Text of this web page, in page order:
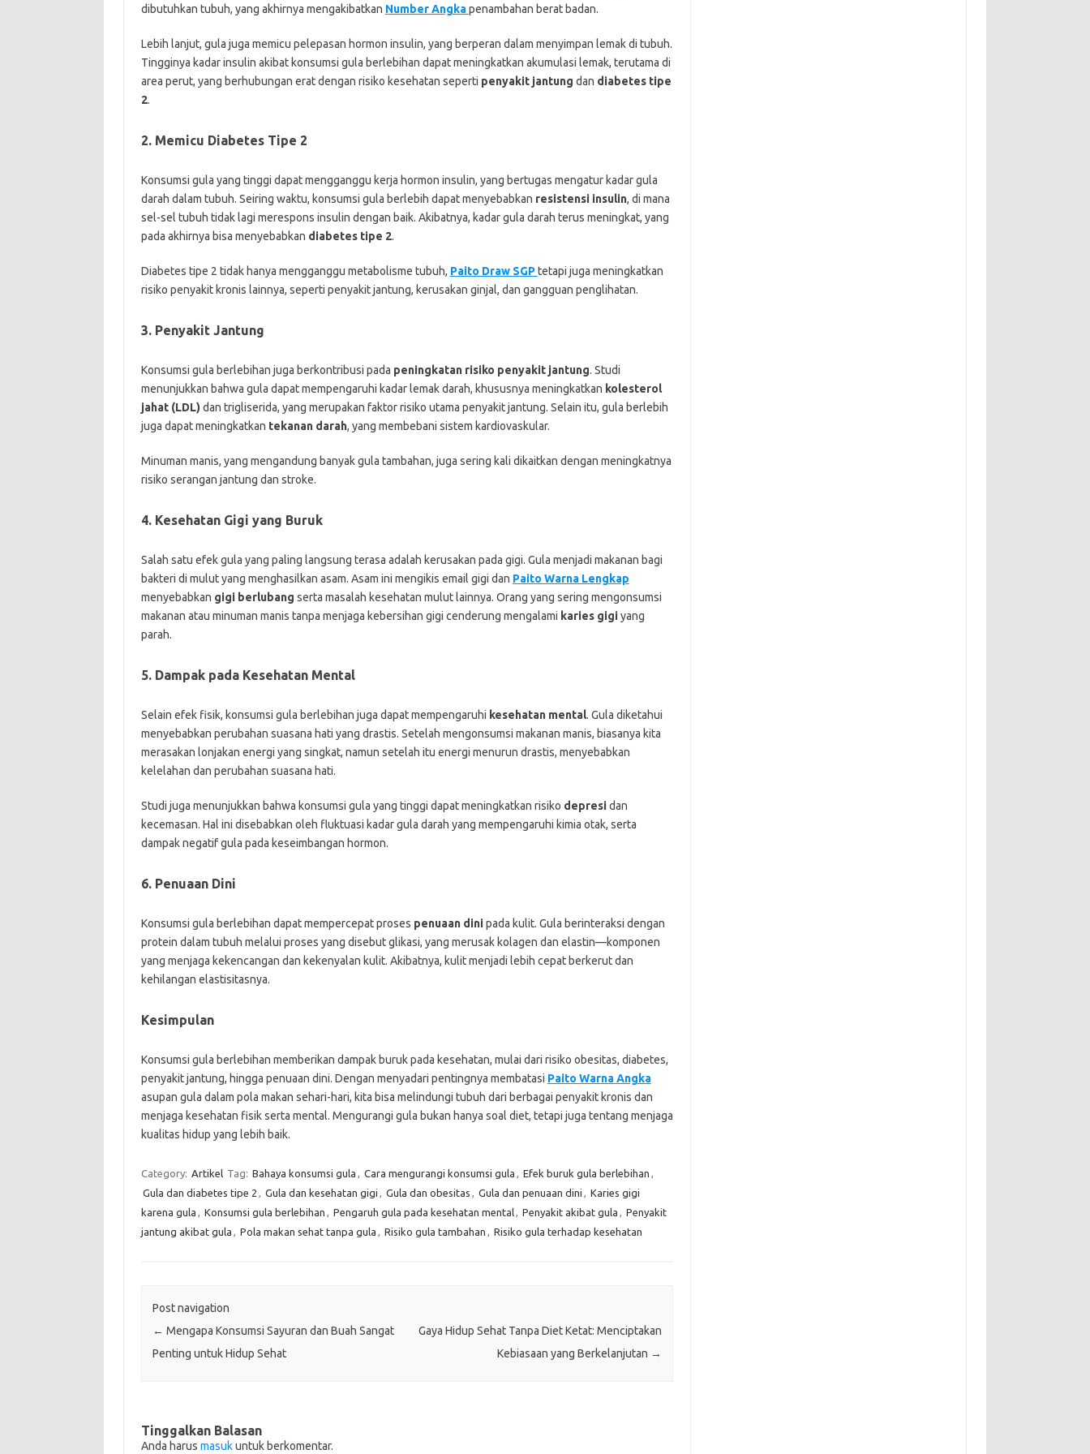
dibutuhkan tubuh, yang akhirnya mengakibatkan Number Angkapenambahan berat badan.
Lebih lanjut, gula juga memicu pelepasan hormon insulin, yang berperan dalam menyimpan lemak di tubuh.
Tingginya kadar insulin akibat konsumsi gula berlebihan dapat meningkatkan akumulasi lemak, terutama di
area perut, yang berhubungan erat dengan risiko kesehatan seperti penyakit jantung dan diabetes tipe
2.
2. Memicu Diabetes Tipe 2
Konsumsi gula yang tinggi dapat mengganggu kerja hormon insulin, yang bertugas mengatur kadar gula
darah dalam tubuh. Seiring waktu, konsumsi gula berlebih dapat menyebabkan resistensi insulin, di mana
sel-sel tubuh tidak lagi merespons insulin dengan baik. Akibatnya, kadar gula darah terus meningkat, yang
pada akhirnya bisa menyebabkan diabetes tipe 2.
Diabetes tipe 2 tidak hanya mengganggu metabolisme tubuh, Paito Draw SGPtetapi juga meningkatkan
risiko penyakit kronis lainnya, seperti penyakit jantung, kerusakan ginjal, dan gangguan penglihatan.
3. Penyakit Jantung
Konsumsi gula berlebihan juga berkontribusi pada peningkatan risiko penyakit jantung. Studi
menunjukkan bahwa gula dapat mempengaruhi kadar lemak darah, khususnya meningkatkan kolesterol
jahat (LDL) dan trigliserida, yang merupakan faktor risiko utama penyakit jantung. Selain itu, gula berlebih
juga dapat meningkatkan tekanan darah, yang membebani sistem kardiovaskular.
Minuman manis, yang mengandung banyak gula tambahan, juga sering kali dikaitkan dengan meningkatnya
risiko serangan jantung dan stroke.
4. Kesehatan Gigi yang Buruk
Salah satu efek gula yang paling langsung terasa adalah kerusakan pada gigi. Gula menjadi makanan bagi
bakteri di mulut yang menghasilkan asam. Asam ini mengikis email gigi dan Paito Warna Lengkap
menyebabkan gigi berlubang serta masalah kesehatan mulut lainnya. Orang yang sering mengonsumsi
makanan atau minuman manis tanpa menjaga kebersihan gigi cenderung mengalami karies gigiyang
parah.
5. Dampak pada Kesehatan Mental
Selain efek fisik, konsumsi gula berlebihan juga dapat mempengaruhi kesehatan mental. Gula diketahui
menyebabkan perubahan suasana hati yang drastis. Setelah mengonsumsi makanan manis, biasanya kita
merasakan lonjakan energi yang singkat, namun setelah itu energi menurun drastis, menyebabkan
kelelahan dan perubahan suasana hati.
Studi juga menunjukkan bahwa konsumsi gula yang tinggi dapat meningkatkan risiko depresidan
kecemasan. Hal ini disebabkan oleh fluktuasi kadar gula darah yang mempengaruhi kimia otak, serta
dampak negatif gula pada keseimbangan hormon.
6. Penuaan Dini
Konsumsi gula berlebihan dapat mempercepat proses penuaan dinipada kulit. Gula berinteraksi dengan
protein dalam tubuh melalui proses yang disebut glikasi, yang merusak kolagen dan elastin—komponen
yang menjaga kekencangan dan kekenyalan kulit. Akibatnya, kulit menjadi lebih cepat berkerut dan
kehilangan elastisitasnya.
Kesimpulan
Konsumsi gula berlebihan memberikan dampak buruk pada kesehatan, mulai dari risiko obesitas, diabetes,
penyakit jantung, hingga penuaan dini. Dengan menyadari pentingnya membatasi Paito Warna Angka
asupan gula dalam pola makan sehari-hari, kita bisa melindungi tubuh dari berbagai penyakit kronis dan
menjaga kesehatan fisik serta mental. Mengurangi gula bukan hanya soal diet, tetapi juga tentang menjaga
kualitas hidup yang lebih baik.
Category: Artikel Tag: Bahaya konsumsi gula , Cara mengurangi konsumsi gula , Efek buruk gula berlebihan ,
Gula dan diabetes tipe 2 , Gula dan kesehatan gigi , Gula dan obesitas , Gula dan penuaan dini , Karies gigi
karena gula , Konsumsi gula berlebihan , Pengaruh gula pada kesehatan mental, Penyakit akibat gula , Penyakit
jantung akibat gula , Pola makan sehat tanpa gula , Risiko gula tambahan , Risiko gula terhadap kesehatan
Post navigation
← Mengapa Konsumsi Sayuran dan Buah Sangat
Penting untuk Hidup Sehat
Gaya Hidup Sehat Tanpa Diet Ketat: Menciptakan
Kebiasaan yang Berkelanjutan →
Tinggalkan Balasan
Anda harus masukuntuk berkomentar.